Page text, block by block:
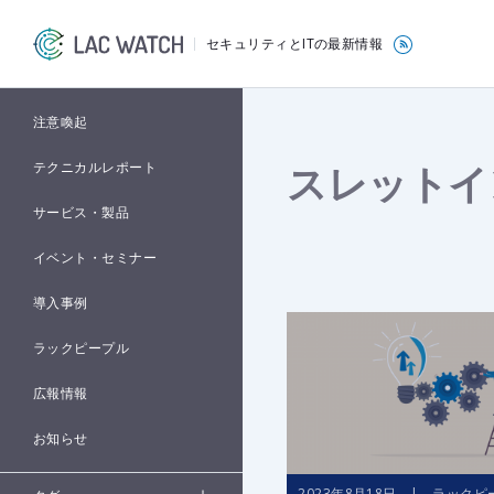
セキュリティとITの最新情報
注意喚起
テクニカルレポート
サービス・製品
イベント・セミナー
導入事例
ラックピープル
広報情報
お知らせ
スレット